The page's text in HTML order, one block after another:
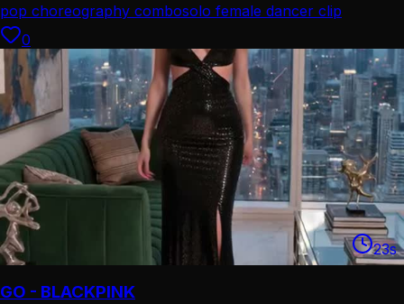
pop choreography combosolo female dancer clip
0
23s
GO - BLACKPINK